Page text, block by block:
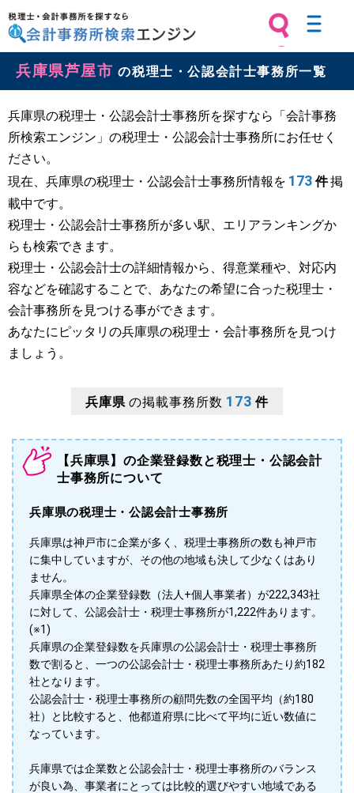
税理士・会計事務所を探すなら 会計
事務所検索エンジン
兵庫県芦屋市 の税理士・公認会計士事務所一覧
兵庫県の税理士・公認会計士事務所を探すなら「会計事務
所検索エンジン」の税理士・公認会計士事務所にお任せく
ださい。
現在、兵庫県の税理士・公認会計士事務所情報を 173 件掲
載中です。
税理士・公認会計士事務所が多い駅、エリアランキングか
らも検索できます。
税理士・公認会計士の詳細情報から、得意業種や、対応内
容などを確認することで、あなたの希望に合った税理士・
会計事務所を見つける事ができます。
あなたにピッタリの兵庫県の税理士・会計事務所を見つけ
ましょう。
兵庫県 の掲載事務所数 173 件
【兵庫県】の企業登録数と税理士・公認会計
士事務所について
兵庫県の税理士・公認会計士事務所
兵庫県は神戸市に企業が多く、税理士事務所の数も神戸市
に集中していますが、その他の地域も決して少なくはあり
ません。
兵庫県全体の企業登録数（法人+個人事業者）が222,343社
に対して、公認会計士・税理士事務所が1,222件あります。
(※1)
兵庫県の企業登録数を兵庫県の公認会計士・税理士事務所
数で割ると、一つの公認会計士・税理士事務所あたり約182
社となります。
公認会計士・税理士事務所の顧問先数の全国平均（約180
社）と比較すると、他都道府県に比べて平均に近い数値に
なっています。
兵庫県では企業数と公認会計士・税理士事務所のバランス
が良い為、事業者にとっては比較的選びやすい地域である